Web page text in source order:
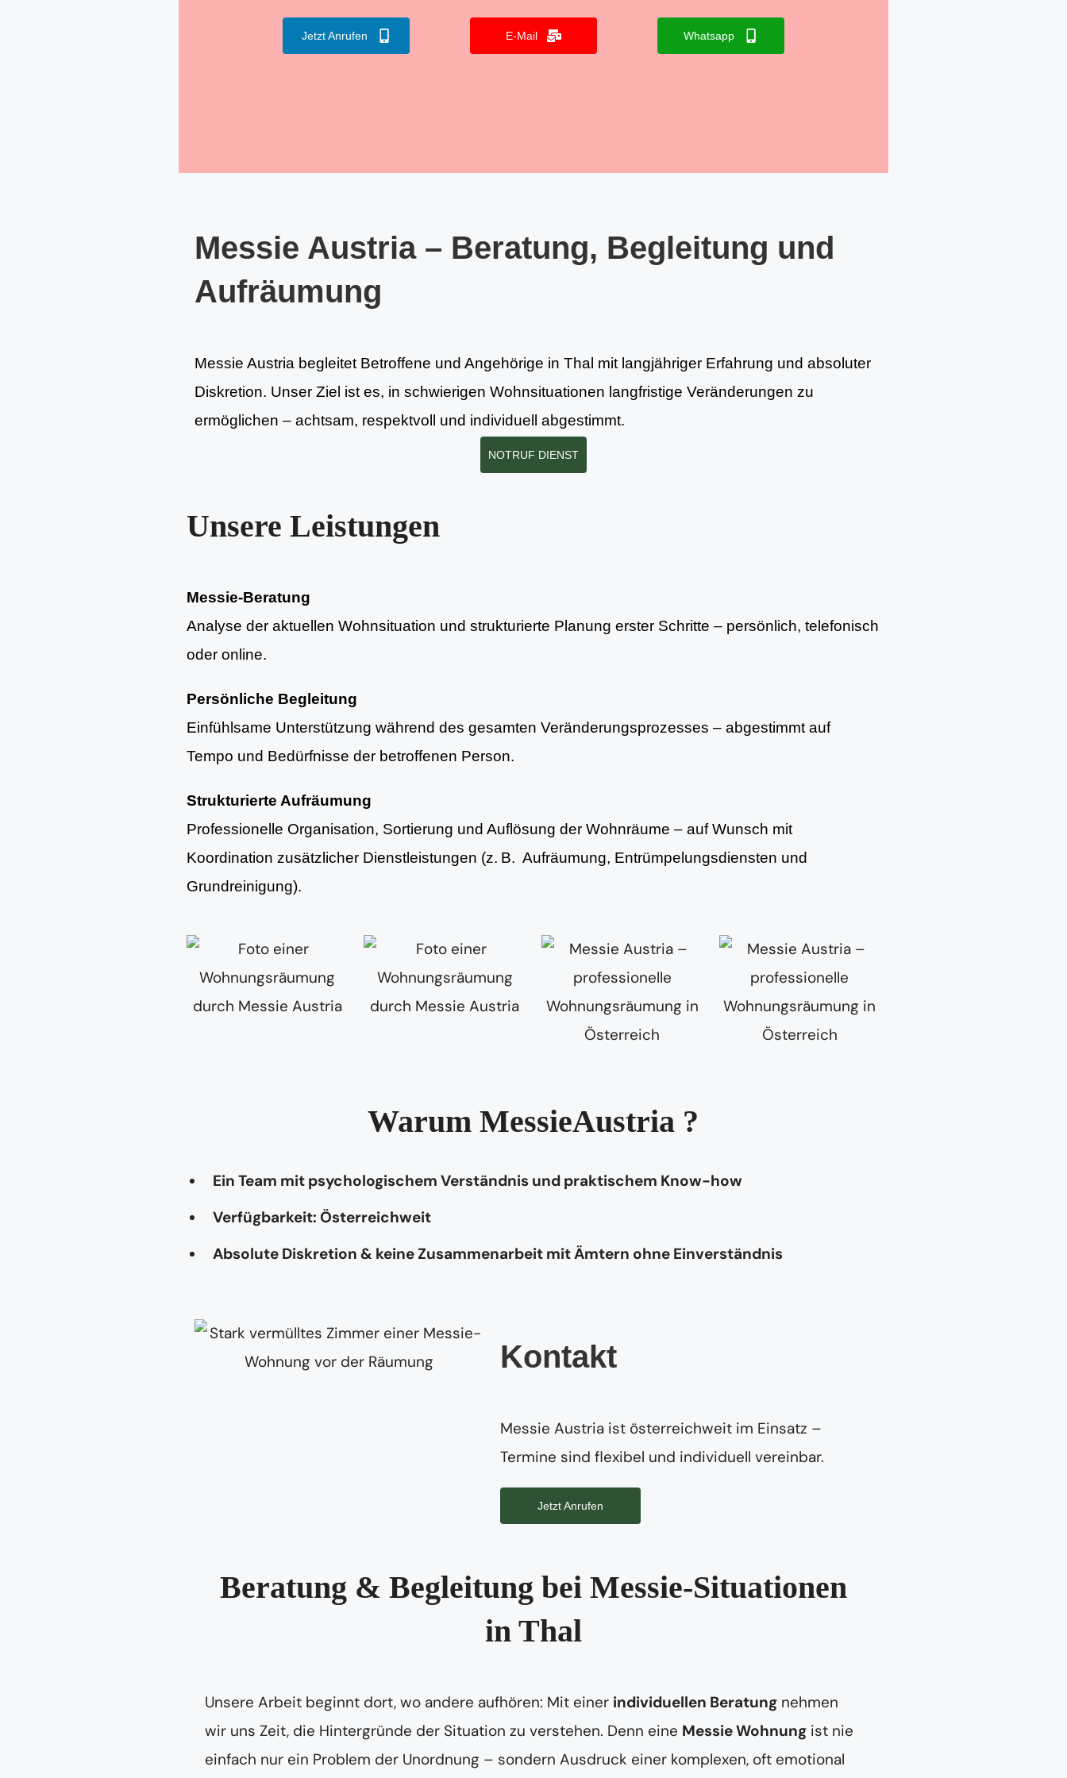
Jetzt Anrufen E-Mail Whatsapp
Messie Austria – Beratung, Begleitung und
Aufräumung
Messie Austria begleitet Betroffene und Angehörige in Thal mit langjähriger Erfahrung und absoluter
Diskretion. Unser Ziel ist es, in schwierigen Wohnsituationen langfristige Veränderungen zu
ermöglichen – achtsam, respektvoll und individuell abgestimmt.
NOTRUF DIENST
Unsere Leistungen
Messie-Beratung
Analyse der aktuellen Wohnsituation und strukturierte Planung erster Schritte – persönlich, telefonisch
oder online.
Persönliche Begleitung
Einfühlsame Unterstützung während des gesamten Veränderungsprozesses – abgestimmt auf
Tempo und Bedürfnisse der betroffenen Person.
Strukturierte Aufräumung
Professionelle Organisation, Sortierung und Auflösung der Wohnräume – auf Wunsch mit
Koordination zusätzlicher Dienstleistungen (z. B. Aufräumung, Entrümpelungsdiensten und
Grundreinigung).
Warum MessieAustria ?
Ein Team mit psychologischem Verständnis und praktischem Know-how
Verfügbarkeit: Österreichweit
Absolute Diskretion & keine Zusammenarbeit mit Ämtern ohne Einverständnis
Kontakt
Messie Austria ist österreichweit im Einsatz –
Termine sind flexibel und individuell vereinbar.
Jetzt Anrufen
Beratung & Begleitung bei Messie-Situationen
in Thal
Unsere Arbeit beginnt dort, wo andere aufhören: Mit einer individuellen Beratungnehmen
wir uns Zeit, die Hintergründe der Situation zu verstehen. Denn eine Messie Wohnungist nie
einfach nur ein Problem der Unordnung – sondern Ausdruck einer komplexen, oft emotional